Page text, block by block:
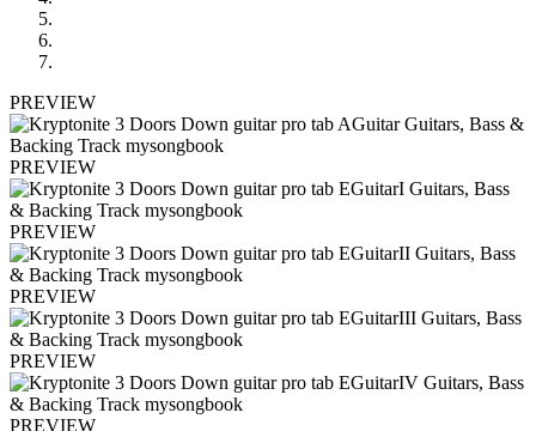
PREVIEW
PREVIEW
PREVIEW
PREVIEW
PREVIEW
PREVIEW